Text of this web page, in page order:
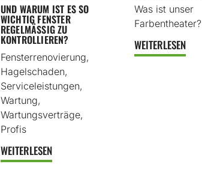
UND WARUM IST ES SO
WICHTIG FENSTER
REGELMÄSSIG ZU K
ONTROLLIEREN?
Fensterrenovierung,
Hagelschaden,
Serviceleistungen,
Wartung,
Wartungsverträge,
Profis
WEITERLESEN
Was ist unser
Farbentheater?
WEITERLESEN